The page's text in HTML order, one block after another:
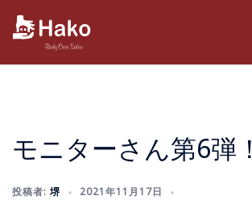
モニターさん第6弾！
投稿者: 堺
2021年11月17日